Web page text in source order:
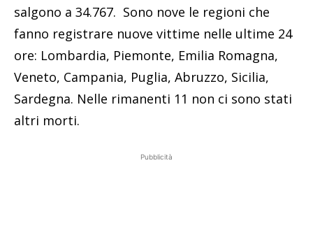
salgono a 34.767. Sono nove le regioni che
fanno registrare nuove vittime nelle ultime 24
ore: Lombardia, Piemonte, Emilia Romagna,
Veneto, Campania, Puglia, Abruzzo, Sicilia,
Sardegna. Nelle rimanenti 11 non ci sono stati
altri morti.
Pubblicità